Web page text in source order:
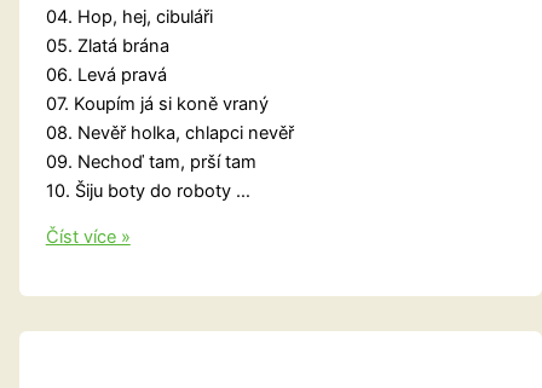
04. Hop, hej, cibuláři
05. Zlatá brána
06. Levá pravá
07. Koupím já si koně vraný
08. Nevěř holka, chlapci nevěř
09. Nechoď tam, prší tam
10. Šiju boty do roboty …
Dětské
a
Číst více »